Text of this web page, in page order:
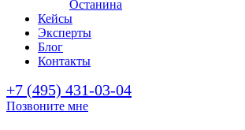
Останина
Кейсы
Эксперты
Блог
Контакты
+7 (495) 431-03-04
Позвоните мне